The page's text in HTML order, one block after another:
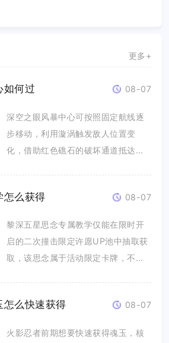
更多+
如何过 08-07
深空之眼风暴中心可按照固定航线逐
步移动，利用漩涡触发敌人位置变
化，借助红色礁石的破坏通道抵达终
怎么获得 08-07
黎深五星思念专属教学仅能在限时开
启的二次撞击限定许愿UP池中抽取获
取，该思念属于活动限定卡牌，不会
怎么快速获得 08-07
火影忍者前期想要快速获得魂玉，核